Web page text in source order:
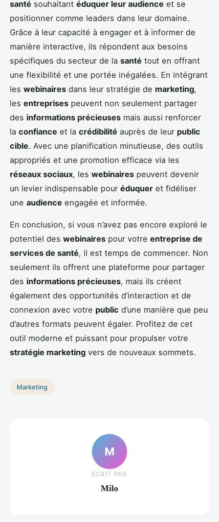
santé souhaitant éduquer leur audience et se
positionner comme leaders dans leur domaine.
Grâce à leur capacité à engager et à informer de
manière interactive, ils répondent aux besoins
spécifiques du secteur de la santé tout en offrant
une flexibilité et une portée inégalées. En intégrant
les webinaires dans leur stratégie de marketing,
les entreprises peuvent non seulement partager
des informations précieuses mais aussi renforcer
la confiance et la crédibilité auprès de leur public
cible. Avec une planification minutieuse, des outils
appropriés et une promotion efficace via les
réseaux sociaux, les webinaires peuvent devenir
un levier indispensable pour éduquer et fidéliser
une audience engagée et informée.
En conclusion, si vous n’avez pas encore exploré le
potentiel des webinaires pour votre entreprise de
services de santé, il est temps de commencer. Non
seulement ils offrent une plateforme pour partager
des informations précieuses, mais ils créent
également des opportunités d’interaction et de
connexion avec votre public d’une manière que peu
d’autres formats peuvent égaler. Profitez de cet
outil moderne et puissant pour propulser votre
stratégie marketing vers de nouveaux sommets.
Marketing
M
ECRIT PAR
Milo